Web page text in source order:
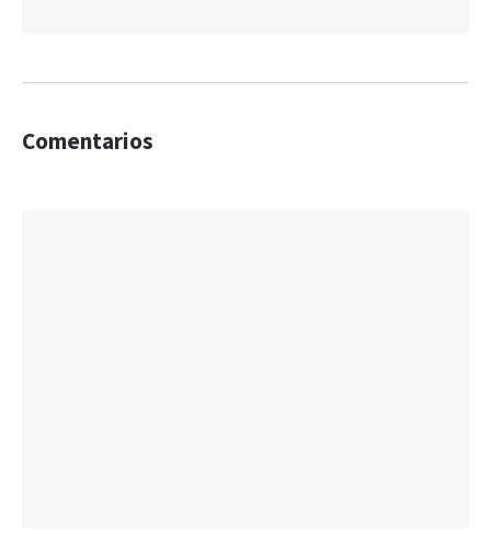
Comentarios